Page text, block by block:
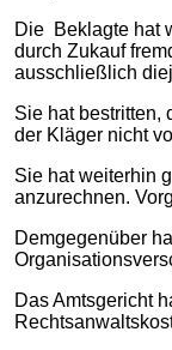
Die Beklagte hat
durch Zukauf
ausschließlich
Sie hat bestritten,
der Kläger nicht
Sie hat weiterhin
anzurechnen.
Demgegenüber
Das Amtsgericht